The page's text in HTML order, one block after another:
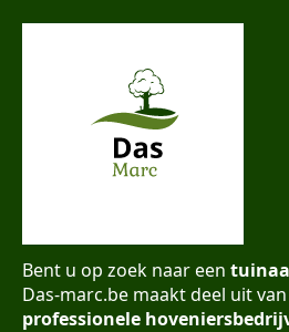
Bent u op zoek naar een
Das-marc.be maakt deel uit
professionele